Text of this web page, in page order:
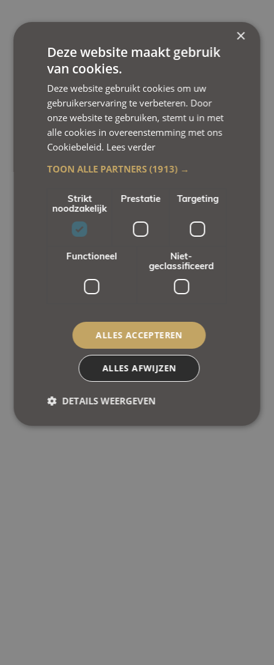
×
Deze website maakt gebruik
van cookies.
Deze website gebruikt cookies om uw
gebruikerservaring te verbeteren. Door
onze website te gebruiken, stemt u in met
alle cookies in overeenstemming met ons
Cookiebeleid. Lees verder
TOON ALLE PARTNERS(1913) →
Strikt
noodzakelijk
Prestatie Targeting
Functioneel
Niet-
geclassificeerd
ALLES ACCEPTEREN
ALLES AFWIJZEN
DETAILS WEERGEVEN